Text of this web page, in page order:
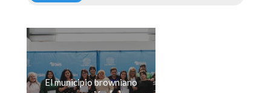
El municipio browniano